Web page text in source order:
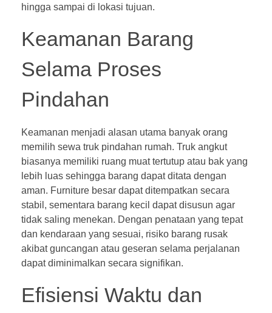
hingga sampai di lokasi tujuan.
Keamanan Barang
Selama Proses
Pindahan
Keamanan menjadi alasan utama banyak orang
memilih sewa truk pindahan rumah. Truk angkut
biasanya memiliki ruang muat tertutup atau bak yang
lebih luas sehingga barang dapat ditata dengan
aman. Furniture besar dapat ditempatkan secara
stabil, sementara barang kecil dapat disusun agar
tidak saling menekan. Dengan penataan yang tepat
dan kendaraan yang sesuai, risiko barang rusak
akibat guncangan atau geseran selama perjalanan
dapat diminimalkan secara signifikan.
Efisiensi Waktu dan